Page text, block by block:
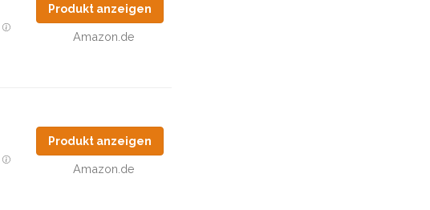
Produkt anzeigen
Amazon.de
Produkt anzeigen
Amazon.de